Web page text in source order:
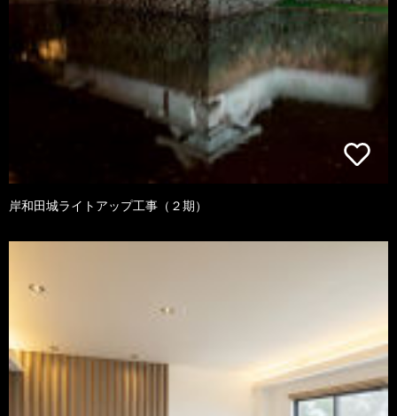
岸和田城ライトアップ工事（２期）